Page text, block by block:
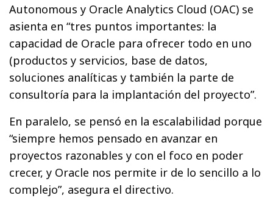
Autonomous y Oracle Analytics Cloud (OAC) se
asienta en “tres puntos importantes: la
capacidad de Oracle para ofrecer todo en uno
(productos y servicios, base de datos,
soluciones analíticas y también la parte de
consultoría para la implantación del proyecto”.
En paralelo, se pensó en la escalabilidad porque
“siempre hemos pensado en avanzar en
proyectos razonables y con el foco en poder
crecer, y Oracle nos permite ir de lo sencillo a lo
complejo”, asegura el directivo.